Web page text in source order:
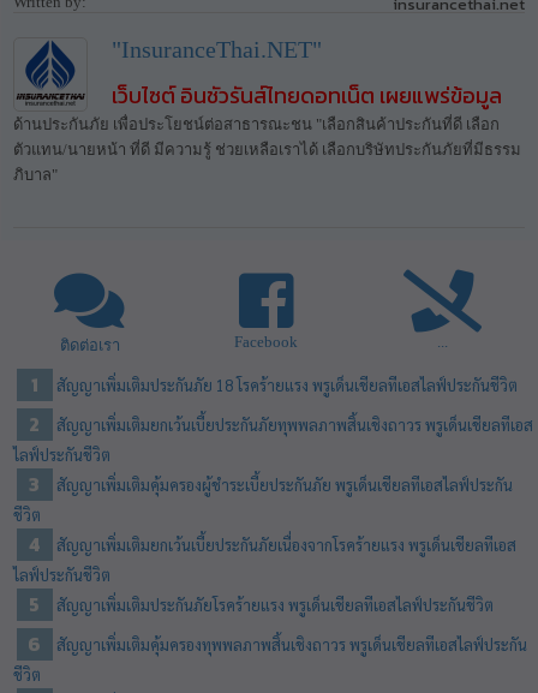
"InsuranceThai.NET"
เว็บไซต์ อินชัวรันส์ไทยดอทเน็ต เผยแพร่ข้อมูล
ด้านประกันภัย เพื่อประโยชน์ต่อสาธารณะชน "เลือกสินค้าประกันที่ดี เลือก
ตัวแทน/นายหน้า ที่ดี มีความรู้ ช่วยเหลือเราได้ เลือกบริษัทประกันภัยที่มีธรรม
ภิบาล"
ติดต่อเรา Facebook ...
สัญญาเพิ่มเติมประกันภัย 18 โรคร้ายแรง พรูเด็นเชียลทีเอสไลฟ์ประกันชีวิต
สัญญาเพิ่มเติมยกเว้นเบี้ยประกันภัยทุพพลภาพสิ้นเชิงถาวร พรูเด็นเชียลทีเอส
ไลฟ์ประกันชีวิต
สัญญาเพิ่มเติมคุ้มครองผู้ชำระเบี้ยประกันภัย พรูเด็นเชียลทีเอสไลฟ์ประกัน
ชีวิต
สัญญาเพิ่มเติมยกเว้นเบี้ยประกันภัยเนื่องจากโรคร้ายแรง พรูเด็นเชียลทีเอส
ไลฟ์ประกันชีวิต
สัญญาเพิ่มเติมประกันภัยโรคร้ายแรง พรูเด็นเชียลทีเอสไลฟ์ประกันชีวิต
สัญญาเพิ่มเติมคุ้มครองทุพพลภาพสิ้นเชิงถาวร พรูเด็นเชียลทีเอสไลฟ์ประกัน
ชีวิต